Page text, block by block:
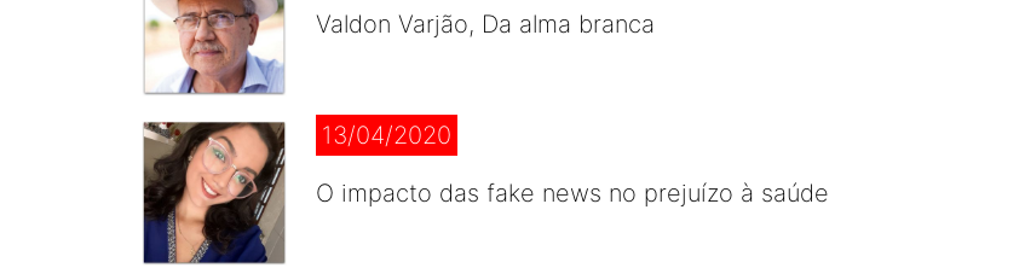
Valdon Varjão, Da alma branca
13/04/2020
O impacto das fake news no prejuízo à saúde